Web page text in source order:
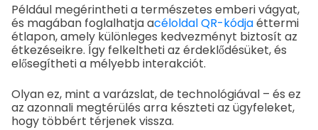
Például megérintheti a természetes emberi vágyat,
és magában foglalhatja acéloldal QR-kódjaéttermi
étlapon, amely különleges kedvezményt biztosít az
étkezéseikre. Így felkeltheti az érdeklődésüket, és
elősegítheti a mélyebb interakciót.
Olyan ez, mint a varázslat, de technológiával – és ez
az azonnali megtérülés arra készteti az ügyfeleket,
hogy többért térjenek vissza.